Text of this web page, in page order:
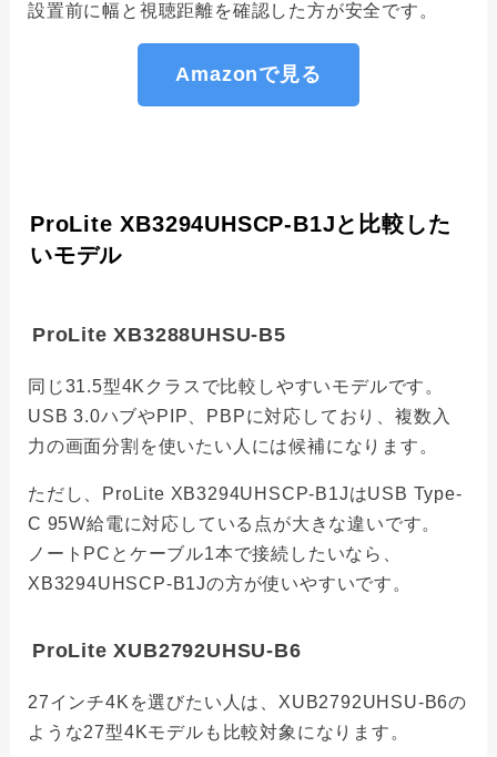
設置前に幅と視聴距離を確認した方が安全です。
Amazonで見る
ProLite XB3294UHSCP-B1Jと比較した
いモデル
ProLite XB3288UHSU-B5
同じ31.5型4Kクラスで比較しやすいモデルです。
USB 3.0ハブやPIP、PBPに対応しており、複数入
力の画面分割を使いたい人には候補になります。
ただし、ProLite XB3294UHSCP-B1JはUSB Type-
C 95W給電に対応している点が大きな違いです。
ノートPCとケーブル1本で接続したいなら、
XB3294UHSCP-B1Jの方が使いやすいです。
ProLite XUB2792UHSU-B6
27インチ4Kを選びたい人は、XUB2792UHSU-B6の
ような27型4Kモデルも比較対象になります。